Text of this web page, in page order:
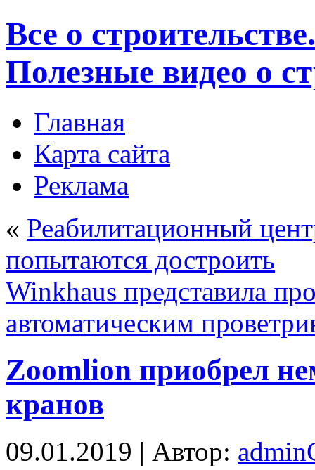
Все о
Полезные видео о
Главная
Карта сайта
Реклама
« Реабилитационный
попытаются достроить
Winkhaus представила
автоматическим
Zoomlion приобрел
кранов
09.01.2019 | Автор: